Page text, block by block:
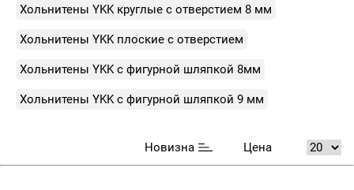
Хольнитены YKK круглые с отверстием 8 мм
Хольнитены YKK плоские с отверстием
Хольнитены YKK с фигурной шляпкой 8мм
Хольнитены YKK с фигурной шляпкой 9 мм
Новизна Цена